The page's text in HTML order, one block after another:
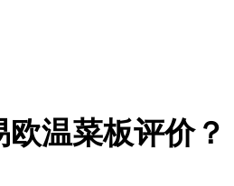
温菜板评价？